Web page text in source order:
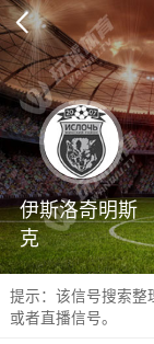

伊斯洛奇明斯
克
提示：该信号搜索整
或者直播信号。